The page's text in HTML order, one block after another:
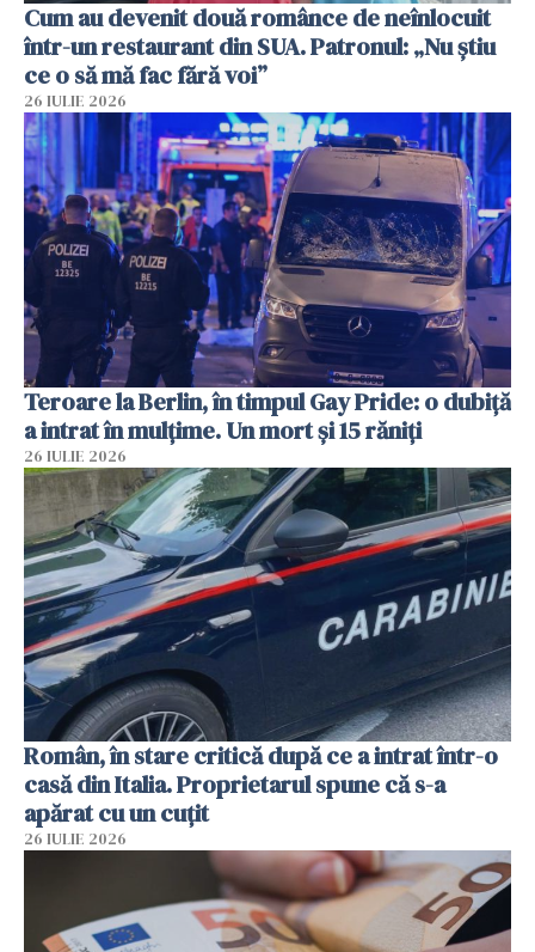
Cum au devenit două românce de neînlocuit
într-un restaurant din SUA. Patronul: „Nu știu
ce o să mă fac fără voi”
26 IULIE 2026
Teroare la Berlin, în timpul Gay Pride: o dubiță
a intrat în mulțime. Un mort și 15 răniți
26 IULIE 2026
Român, în stare critică după ce a intrat într-o
casă din Italia. Proprietarul spune că s-a
apărat cu un cuțit
26 IULIE 2026